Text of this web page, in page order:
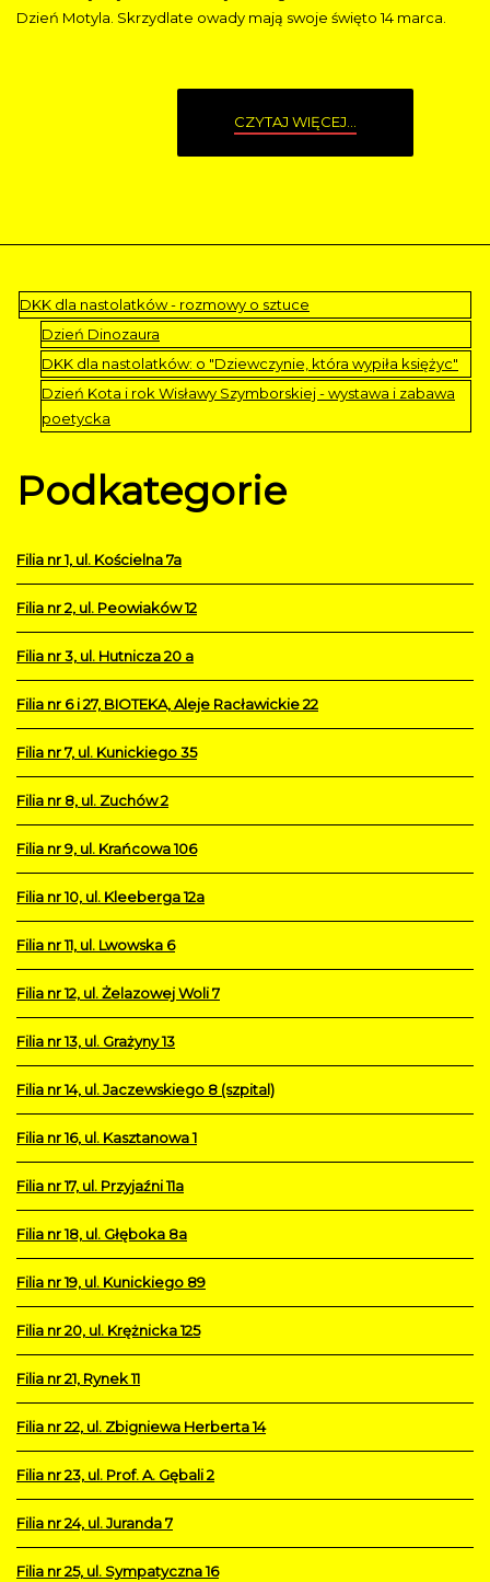
Dzień Motyla. Skrzydlate owady mają swoje święto 14 marca.
CZYTAJ WIĘCEJ...
DKK dla nastolatków - rozmowy o sztuce
Dzień Dinozaura
DKK dla nastolatków: o "Dziewczynie, która wypiła księżyc"
Dzień Kota i rok Wisławy Szymborskiej - wystawa i zabawa
poetycka
Podkategorie
Filia nr 1, ul. Kościelna 7a
Filia nr 2, ul. Peowiaków 12
Filia nr 3, ul. Hutnicza 20 a
Filia nr 6 i 27, BIOTEKA, Aleje Racławickie 22
Filia nr 7, ul. Kunickiego 35
Filia nr 8, ul. Zuchów 2
Filia nr 9, ul. Krańcowa 106
Filia nr 10, ul. Kleeberga 12a
Filia nr 11, ul. Lwowska 6
Filia nr 12, ul. Żelazowej Woli 7
Filia nr 13, ul. Grażyny 13
Filia nr 14, ul. Jaczewskiego 8 (szpital)
Filia nr 16, ul. Kasztanowa 1
Filia nr 17, ul. Przyjaźni 11a
Filia nr 18, ul. Głęboka 8a
Filia nr 19, ul. Kunickiego 89
Filia nr 20, ul. Krężnicka 125
Filia nr 21, Rynek 11
Filia nr 22, ul. Zbigniewa Herberta 14
Filia nr 23, ul. Prof. A. Gębali 2
Filia nr 24, ul. Juranda 7
Filia nr 25, ul. Sympatyczna 16